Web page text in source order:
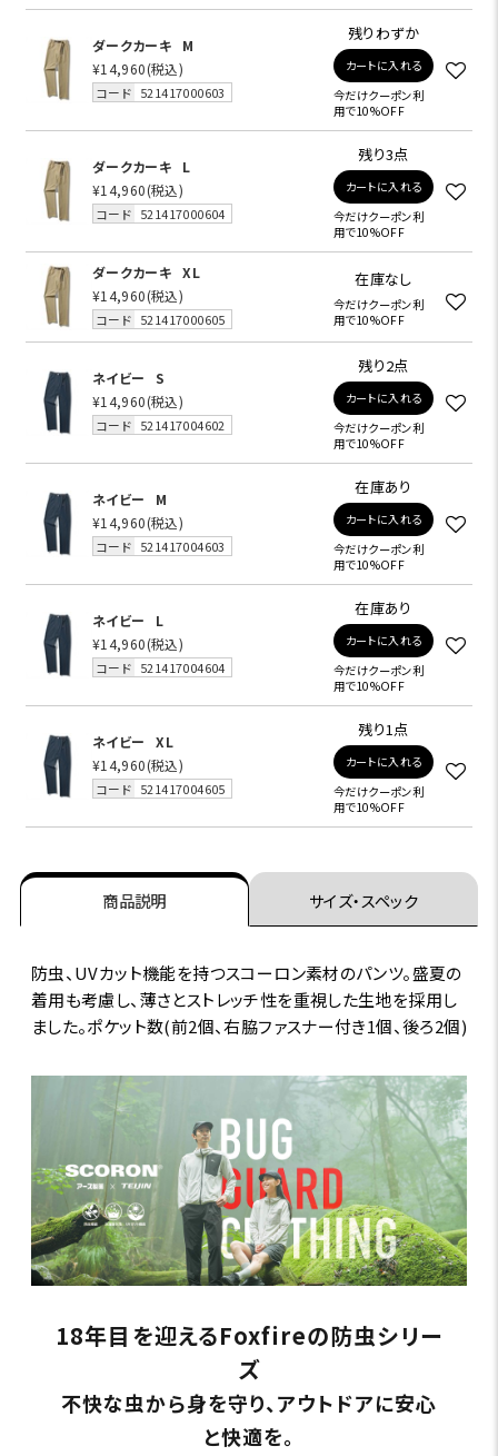
ダークカーキ
M
¥14,960(税込)
コード 521417000603
残りわずか
カートに入れる
今だけクーポン利
用で10%OFF
ダークカーキ
L
¥14,960(税込)
コード 521417000604
残り3点
カートに入れる
今だけクーポン利
用で10%OFF
ダークカーキ
XL
¥14,960(税込)
コード 521417000605
在庫なし
今だけクーポン利
用で10%OFF
ネイビー
S
¥14,960(税込)
コード 521417004602
残り2点
カートに入れる
今だけクーポン利
用で10%OFF
ネイビー
M
¥14,960(税込)
コード 521417004603
在庫あり
カートに入れる
今だけクーポン利
用で10%OFF
ネイビー
L
¥14,960(税込)
コード 521417004604
在庫あり
カートに入れる
今だけクーポン利
用で10%OFF
ネイビー
XL
¥14,960(税込)
コード 521417004605
残り1点
カートに入れる
今だけクーポン利
用で10%OFF
商品説明 サイズ・スペック
防虫、UVカット機能を持つスコーロン素材のパンツ。盛夏の
着用も考慮し、薄さとストレッチ性を重視した生地を採用し
ました。ポケット数(前2個、右脇ファスナー付き1個、後ろ2個)
18年目を迎えるFoxfireの防虫シリー
ズ
不快な虫から身を守り、アウトドアに安心
と快適を。